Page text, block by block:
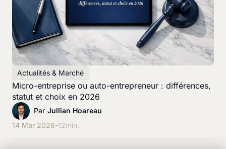
Actualités & Marché
Micro-entreprise ou auto-entrepreneur : différences,
statut et choix en 2026
Par Jullian Hoareau
14 Mar 2026-12min.